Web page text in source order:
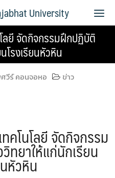
University
ลยี จัดกิจกรรมฝึกปฏิบัติ
โรงเรียนหัวหิน
วีร์ คอนจอหอ
ข่าว
คโนโลยี จัดกิจกรรม
ทยาให้แก่นักเรียน
หัวหิน